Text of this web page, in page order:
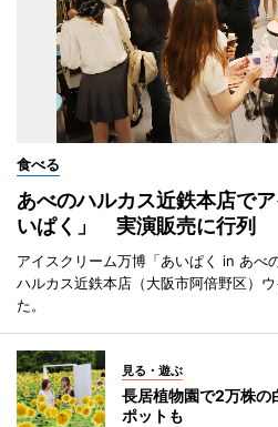
食べる
あべのハルカス近鉄本店で
いぱく」 実演販売に行列
アイスクリーム万博「あいぱく in あべ
ハルカス近鉄本店（大阪市阿倍野区）
た。
見る・遊ぶ
長居植物園で2万株
ポットも